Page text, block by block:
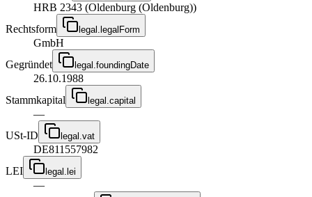
HRB 2343 (Oldenburg (Oldenburg))
Rechtsform
legal.legalForm
GmbH
Gegründet
legal.foundingDate
26.10.1988
Stammkapital
legal.capital
—
USt-ID
legal.vat
DE811557982
LEI
legal.lei
—